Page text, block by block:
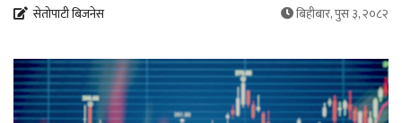
सेतोपाटी बिजनेस बिहीबार, पुस ३, २०८२